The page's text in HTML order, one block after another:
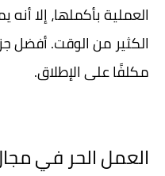
العملية بأكملها، إلا
الكثير من الوقت. أفضل
مكلفًا على الإطلاق.
العمل الحر في